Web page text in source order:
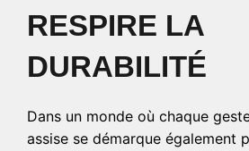
RESPIRE LA
DURABILITÉ
Dans un monde où chaque
assise se démarque également